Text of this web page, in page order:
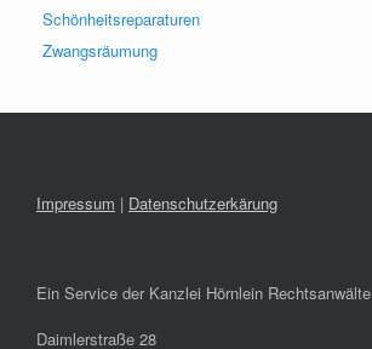
Schönheitsreparaturen
Zwangsräumung
Impressum | Datenschutzerkärung
Ein Service der Kanzlei Hörnlein Rechtsanwälte
Daimlerstraße 28